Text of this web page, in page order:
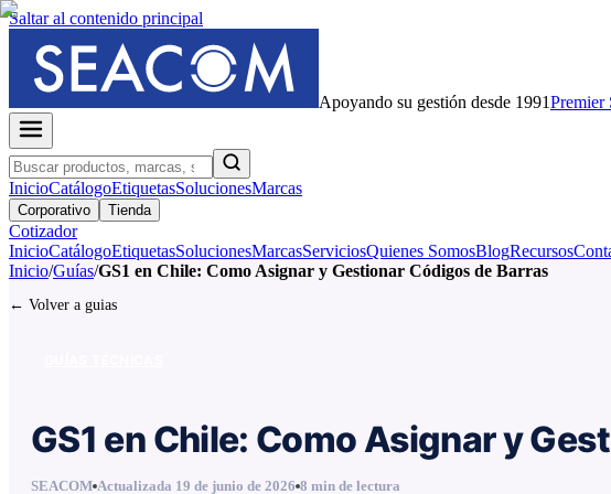
Saltar al contenido principal
Apoyando su gestión desde 1991Premier
InicioCatálogoEtiquetasSolucionesMarcas
Corporativo Tienda
Cotizador
InicioCatálogoEtiquetasSolucionesMarcasServiciosQuienes SomosBlogRecursos
Inicio/Guías/GS1 en Chile: Como Asignar y Gestionar Códigos de Barras
← Volver a guias
GS1 en Chile: Como Asignar y
SEACOM Actualizada 19 de junio de 2026 8 min de lectura